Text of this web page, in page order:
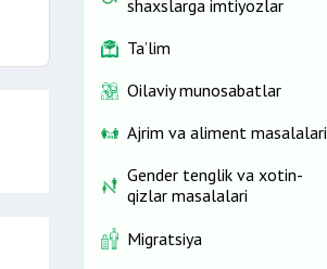
shaxslarga imtiyozlar
Ta’lim
Oilaviy munosabatlar
Ajrim va aliment masalalari
Gender tenglik va xotin-
qizlar masalalari
Migratsiya